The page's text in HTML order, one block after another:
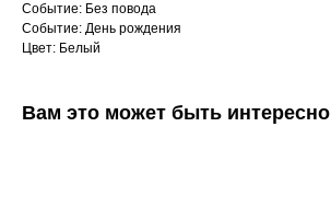
Событие: Без повода
Событие: День рождения
Цвет: Белый
Вам это может быть интересно